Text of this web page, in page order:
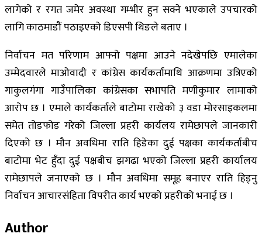
लागेको र रगत जमेर अवस्था गम्भीर हुन सक्ने भएकाले उपचारको
लागि काठमाडौं पठाइएको डिएसपी थिङले बताए ।
निर्वाचन मत परिणाम आफ्नो पक्षमा आउने नदेखेपछि एमालेका
उम्मेदवारले माओवादी र कांग्रेस कार्यकर्तामाथि आक्रणमा उत्रिएको
गाकुलगंगा गाउँपालिका कांग्रेसका सभापति मणीकुमार लामाको
आरोप छ । एमाले कार्यकर्ताले बाटोमा राखेको ३ वडा मोरसाइकलमा
समेत तोडफोड गरेको जिल्ला प्रहरी कार्यलय रामेछापले जानकारी
दिएको छ । मौन अवधिमा राति हिडेका दुई पक्षका कार्यकर्ताबीच
बाटोमा भेट हुँदा दुई पक्षबीच झगढा भएको जिल्ला प्रहरी कार्यालय
रामेछापले जनाएको छ । मौन अवधिमा समूह बनाएर राति हिड्नु
निर्वाचन आचारसंहिता विपरीत कार्य भएको प्रहरीको भनाई छ ।
Author